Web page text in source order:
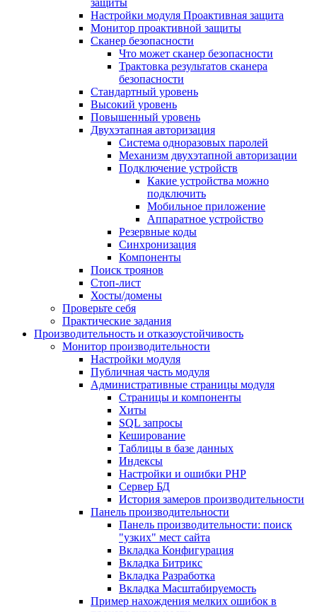
защиты
Настройки модуля Проактивная защита
Монитор проактивной защиты
Сканер безопасности
Что может сканер безопасности
Трактовка результатов сканера
безопасности
Стандартный уровень
Высокий уровень
Повышенный уровень
Двухэтапная авторизация
Система одноразовых паролей
Механизм двухэтапной авторизации
Подключение устройств
Какие устройства можно
подключить
Мобильное приложение
Аппаратное устройство
Резервные коды
Синхронизация
Компоненты
Поиск троянов
Стоп-лист
Хосты/домены
Проверьте себя
Практические задания
Производительность и отказоустойчивость
Монитор производительности
Настройки модуля
Публичная часть модуля
Административные страницы модуля
Страницы и компоненты
Хиты
SQL запросы
Кеширование
Таблицы в базе данных
Индексы
Настройки и ошибки PHP
Сервер БД
История замеров производительности
Панель производительности
Панель производительности: поиск
"узких" мест сайта
Вкладка Конфигурация
Вкладка Битрикс
Вкладка Разработка
Вкладка Масштабируемость
Пример нахождения мелких ошибок в